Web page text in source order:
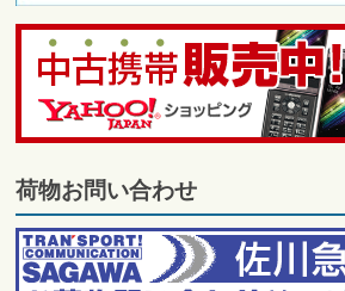
荷物お問い合わせ